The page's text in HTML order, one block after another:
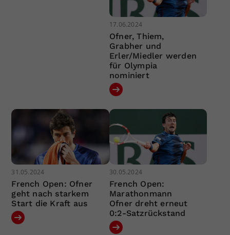
17.06.2024
Ofner, Thiem,
Grabher und
Erler/Miedler werden
für Olympia
nominiert
31.05.2024
French Open: Ofner
geht nach starkem
Start die Kraft aus
30.05.2024
French Open:
Marathonmann
Ofner dreht erneut
0:2-Satzrückstand